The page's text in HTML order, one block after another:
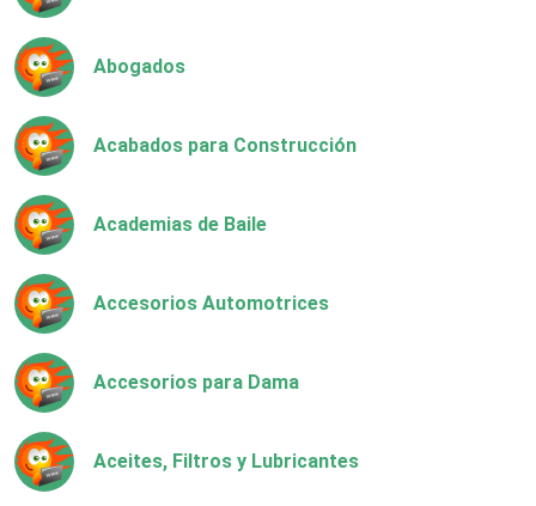
Abogados
Acabados para Construcción
Academias de Baile
Accesorios Automotrices
Accesorios para Dama
Aceites, Filtros y Lubricantes